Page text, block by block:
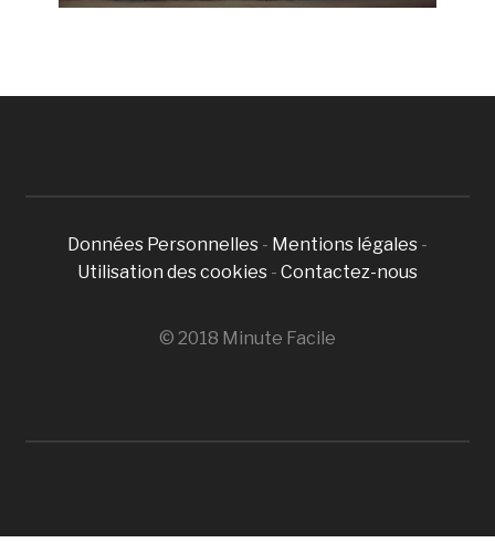
Données Personnelles - Mentions légales -
Utilisation des cookies - Contactez-nous
© 2018 Minute Facile